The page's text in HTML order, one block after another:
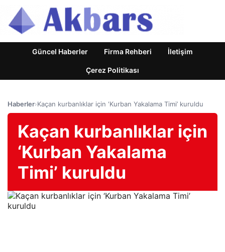
Güncel Haberler Firma Rehberi İletişim
Çerez Politikası
Haberler›Kaçan kurbanlıklar için ‘Kurban Yakalama Timi’ kuruldu
Kaçan kurbanlıklar için
‘Kurban Yakalama
Timi’ kuruldu